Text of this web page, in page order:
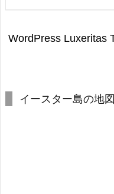
イースター島の地図